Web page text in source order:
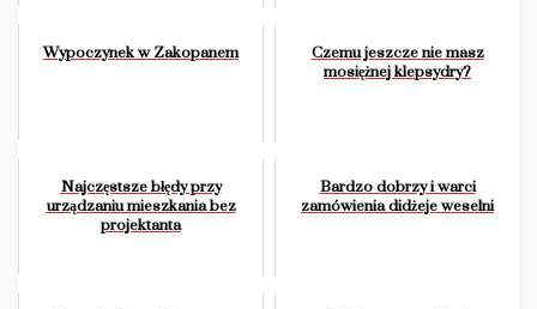
Wypoczynek w Zakopanem
Czemu jeszcze nie masz
mosiężnej klepsydry?
Najczęstsze błędy przy
urządzaniu mieszkania bez
projektanta
Bardzo dobrzy i warci
zamówienia didżeje weselni